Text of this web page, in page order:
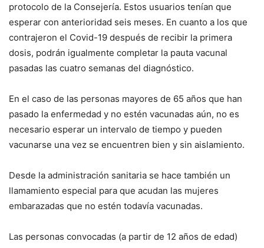
protocolo de la Consejería. Estos usuarios tenían que
esperar con anterioridad seis meses. En cuanto a los que
contrajeron el Covid-19 después de recibir la primera
dosis, podrán igualmente completar la pauta vacunal
pasadas las cuatro semanas del diagnóstico.
En el caso de las personas mayores de 65 años que han
pasado la enfermedad y no estén vacunadas aún, no es
necesario esperar un intervalo de tiempo y pueden
vacunarse una vez se encuentren bien y sin aislamiento.
Desde la administración sanitaria se hace también un
llamamiento especial para que acudan las mujeres
embarazadas que no estén todavía vacunadas.
Las personas convocadas (a partir de 12 años de edad)